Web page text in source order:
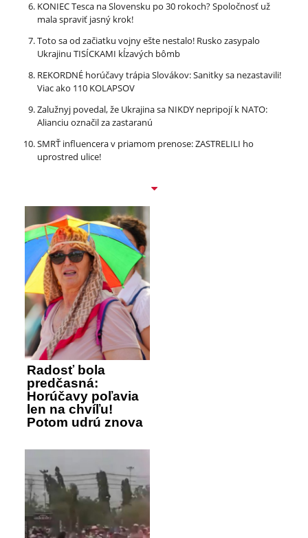
KONIEC Tesca na Slovensku po 30 rokoch? Spoločnosť už
mala spraviť jasný krok!
Toto sa od začiatku vojny ešte nestalo! Rusko zasypalo
Ukrajinu TISÍCKAMI kĺzavých bômb
REKORDNÉ horúčavy trápia Slovákov: Sanitky sa nezastavili!
Viac ako 110 KOLAPSOV
Zalužnyj povedal, že Ukrajina sa NIKDY nepripojí k NATO:
Alianciu označil za zastaranú
SMRŤ influencera v priamom prenose: ZASTRELILI ho
uprostred ulice!
Radosť bola
predčasná:
Horúčavy poľavia
len na chvíľu!
Potom udrú znova